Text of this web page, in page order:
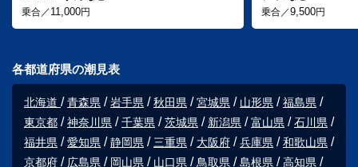
乗合／ 11,000円 乗合／9,500円
各都道府県の潮見表
北海道 青森県 岩手県 秋田県 宮城県 山形県
福島県
東京都
神奈川県 千葉県 茨城県 新潟県 富山県
石川県
福井県
愛知県 静岡県 三重県 大阪府 兵庫県
和歌山県
京都府
広島県 岡山県 山口県 鳥取県 島根県
高知県